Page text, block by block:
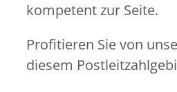
kompetent zur Seite.
Profitieren Sie von
diesem